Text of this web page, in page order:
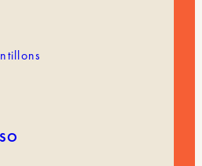
Potosí de Granja La
naturel offre une tasse
une acidité vineuse et
l’ensemble. La cerise
vivacité juteuse, suivie par la
qui enrichissent la bouche
remarquable. La finale